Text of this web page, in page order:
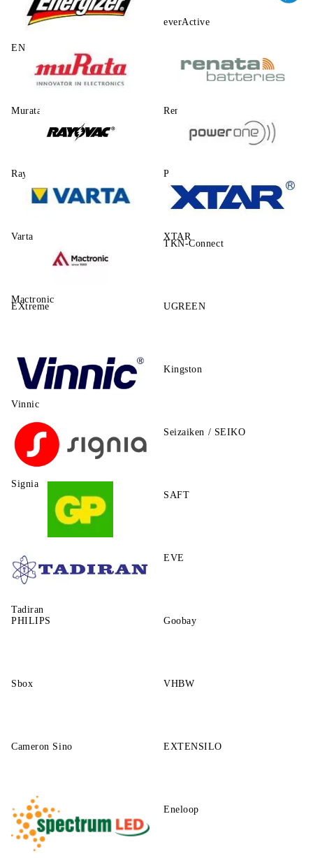
ENERGIZER
everActive
Murata Renata
Rayovac Power One
Varta XTAR
Mactronic
TKN-Connect
EXtreme UGREEN
Vinnic
Kingston
Signia
Seizaiken / SEIKO
SAFT
Tadiran
EVE
PHILIPS Goobay
Sbox VHBW
Cameron Sino EXTENSILO
Eneloop